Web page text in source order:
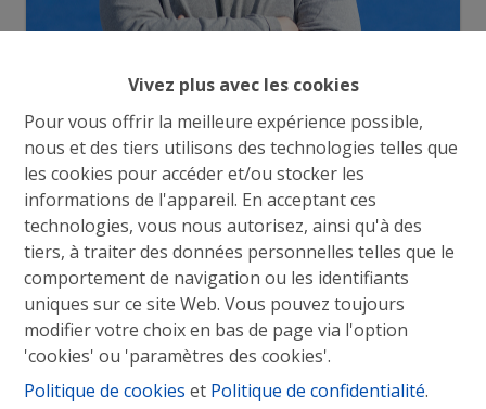
Vivez plus avec les cookies
Pour vous offrir la meilleure expérience possible,
nous et des tiers utilisons des technologies telles que
les cookies pour accéder et/ou stocker les
informations de l'appareil. En acceptant ces
technologies, vous nous autorisez, ainsi qu'à des
tiers, à traiter des données personnelles telles que le
comportement de navigation ou les identifiants
uniques sur ce site Web. Vous pouvez toujours
modifier votre choix en bas de page via l'option
'cookies' ou 'paramètres des cookies'.
Politique de cookies et Politique de confidentialité.
Demande d'informations
Maison de rapport composée de 2 appartements,
garage, jardin spacieux, situation calme
Une maison de rapport composée de 2 appartements :
un rez-de-chaussée avec terrasse et jardin et un
appartement duplex situé au premier et deuxième